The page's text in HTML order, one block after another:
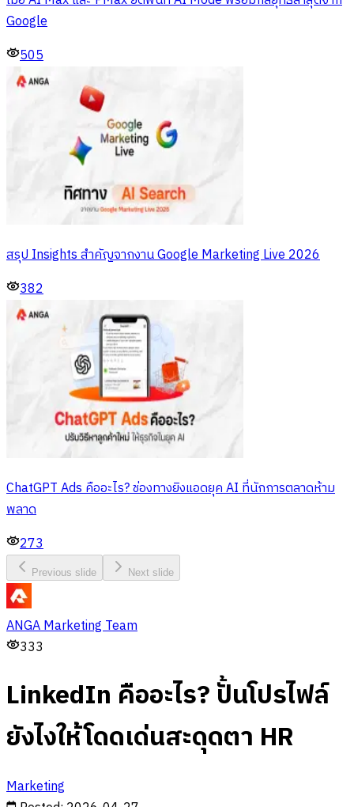
Google
505
สรุป Insights สำคัญจากงาน Google Marketing Live 2026
382
ChatGPT Ads คืออะไร? ช่องทางยิงแอดยุค AI ที่นักการตลาดห้าม
พลาด
273
Previous slide Next slide
ANGA Marketing Team
333
LinkedIn คืออะไร? ปั้นโปรไฟล์
ยังไงให้โดดเด่นสะดุดตา HR
Marketing